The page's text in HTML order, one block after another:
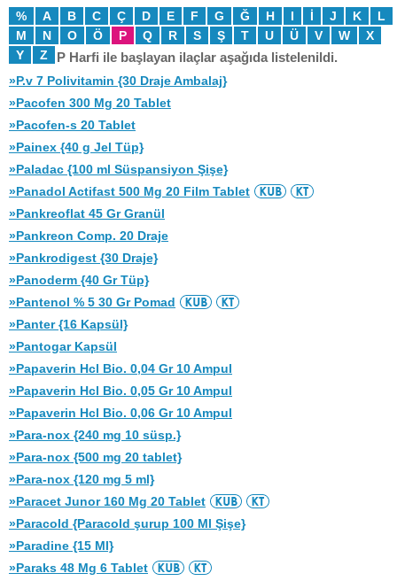
% A B C Ç D E F G Ğ H I İ J K
L
M
N O Ö P Q R S Ş T U Ü V W
X
Y
Z P Harfi ile başlayan ilaçlar aşağıda listelenildi.
»P.v 7 Polivitamin {30 Draje Ambalaj}
»Pacofen 300 Mg 20 Tablet
»Pacofen-s 20 Tablet
»Painex {40 g Jel Tüp}
»Paladac {100 ml Süspansiyon Şişe}
»Panadol Actifast 500 Mg 20 Film Tablet
»Pankreoflat 45 Gr Granül
»Pankreon Comp. 20 Draje
»Pankrodigest {30 Draje}
»Panoderm {40 Gr Tüp}
»Pantenol % 5 30 Gr Pomad
»Panter {16 Kapsül}
»Pantogar Kapsül
»Papaverin Hcl Bio. 0,04 Gr 10 Ampul
»Papaverin Hcl Bio. 0,05 Gr 10 Ampul
»Papaverin Hcl Bio. 0,06 Gr 10 Ampul
»Para-nox {240 mg 10 süsp.}
»Para-nox {500 mg 20 tablet}
»Para-nox {120 mg 5 ml}
»Paracet Junor 160 Mg 20 Tablet
»Paracold {Paracold şurup 100 Ml Şişe}
»Paradine {15 Ml}
»Paraks 48 Mg 6 Tablet